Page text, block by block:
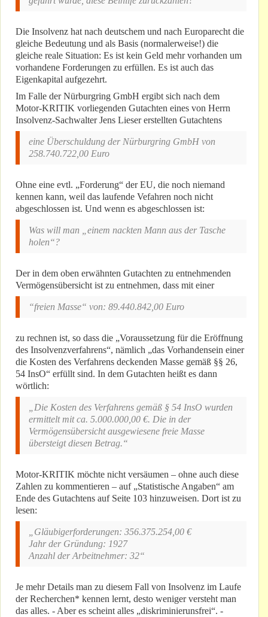
Die Insolvenz hat nach deutschem und nach Europarecht die
gleiche Bedeutung und als Basis (normalerweise!) die
gleiche reale Situation: Es ist kein Geld mehr vorhanden um
vorhandene Forderungen zu erfüllen. Es ist auch das
Eigenkapital aufgezehrt.
Im Falle der Nürburgring GmbH ergibt sich nach dem
Motor-KRITIK vorliegenden Gutachten eines von Herrn
Insolvenz-Sachwalter Jens Lieser erstellten Gutachtens
eine Überschuldung der Nürburgring GmbH von
258.740.722,00 Euro
Ohne eine evtl. „Forderung“ der EU, die noch niemand
kennen kann, weil das laufende Vefahren noch nicht
abgeschlossen ist. Und wenn es abgeschlossen ist:
Was will man „einem nackten Mann aus der Tasche
holen“?
Der in dem oben erwähnten Gutachten zu entnehmenden
Vermögensübersicht ist zu entnehmen, dass mit einer
“freien Masse“ von: 89.440.842,00 Euro
zu rechnen ist, so dass die „Voraussetzung für die Eröffnung
des Insolvenzverfahrens“, nämlich „das Vorhandensein einer
die Kosten des Verfahrens deckenden Masse gemäß §§ 26,
54 InsO“ erfüllt sind. In dem Gutachten heißt es dann
wörtlich:
„Die Kosten des Verfahrens gemäß § 54 InsO wurden
ermittelt mit ca. 5.000.000,00 €. Die in der
Vermögensübersicht ausgewiesene freie Masse
übersteigt diesen Betrag.“
Motor-KRITIK möchte nicht versäumen – ohne auch diese
Zahlen zu kommentieren – auf „Statistische Angaben“ am
Ende des Gutachtens auf Seite 103 hinzuweisen. Dort ist zu
lesen:
„Gläubigerforderungen: 356.375.254,00 €
Jahr der Gründung: 1927
Anzahl der Arbeitnehmer: 32“
Je mehr Details man zu diesem Fall von Insolvenz im Laufe
der Recherchen* kennen lernt, desto weniger versteht man
das alles. - Aber es scheint alles „diskriminierunsfrei“. -